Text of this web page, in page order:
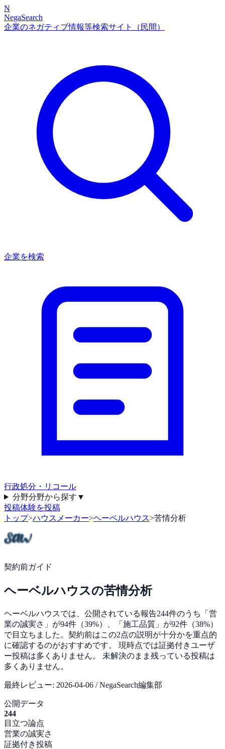
N
NegaSearch
企業のネガティブ情報等検索サイト（民間）
企業を検索
行政処分・リコール
分野分野から探す ▼
投稿体験を投稿
トップ>ハウスメーカー>ヘーベルハウス>苦情分析
契約前ガイド
ヘーベルハウスの苦情分析
ヘーベルハウスでは、公開されている報告244件のうち「営
業の誠実さ」が94件（39%）、「施工品質」が92件（38%）
で目立ちました。契約前はこの2点の説明が十分かを重点的
に確認するのがおすすめです。 現時点では証拠付きユーザ
ー投稿は多くありません。 未解決のまま残っている投稿は
多くありません。
最終レビュー: 2026-04-06 / NegaSearch編集部
公開データ
244
目立つ論点
営業の誠実さ
証拠付き投稿